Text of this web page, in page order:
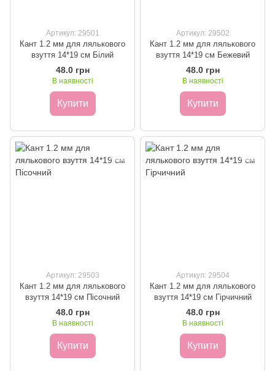
Артикул: 29501
Кант 1.2 мм для лялькового
взуття 14*19 см Білий
48.0 грн
В наявності
Купити
Артикул: 29502
Кант 1.2 мм для лялькового
взуття 14*19 см Бежевий
48.0 грн
В наявності
Купити
Артикул: 29503
Кант 1.2 мм для лялькового
взуття 14*19 см Пісочний
48.0 грн
В наявності
Купити
Артикул: 29504
Кант 1.2 мм для лялькового
взуття 14*19 см Гірчичний
48.0 грн
В наявності
Купити